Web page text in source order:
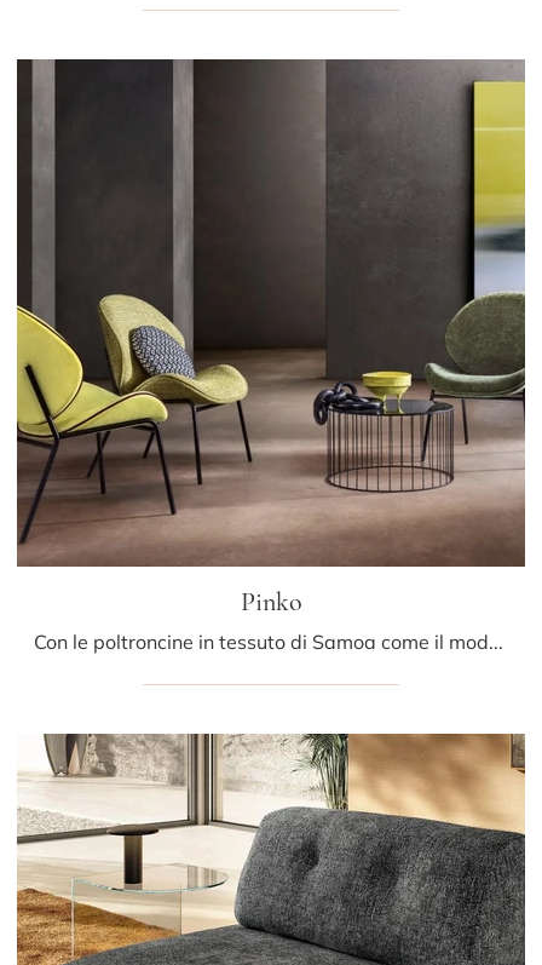
Pinko
Con le poltroncine in tessuto di Samoa come il modello Pinko potrai ultimare il tuo progetto d'arredo.